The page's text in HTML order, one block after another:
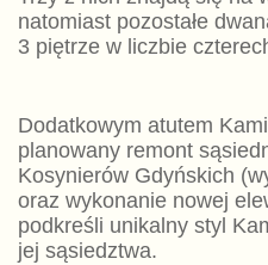
natomiast pozostałe
3 piętrze w liczbie
Dodatkowym atutem
planowany remont
Kosynierów Gdyńskich
oraz wykonanie nowej
podkreśli unikalny styl
jej sąsiedztwa.